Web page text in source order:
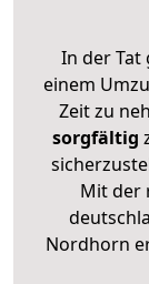
In der Tat
einem
Zeit zu
sorgfältig
Mit der
Nordhorn